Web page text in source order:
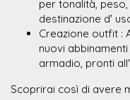
per tonalità,
destinazione d'
Creazione outfit :
nuovi
armadio, pronti
Scoprirai così di avere